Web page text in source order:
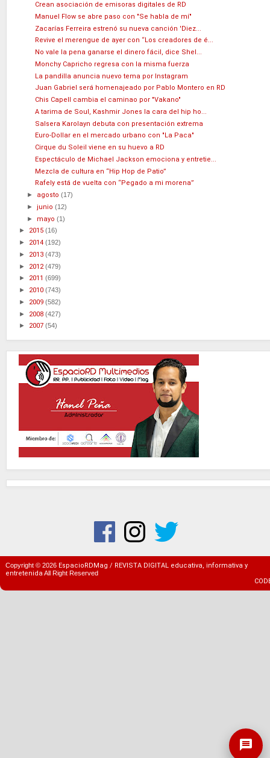
Crean asociación de emisoras digitales de RD
Manuel Flow se abre paso con "Se habla de mí"
Zacarías Ferreira estrenó su nueva canción 'Diez...
Revive el merengue de ayer con “Los creadores de é...
No vale la pena ganarse el dinero fácil, dice Shel...
Monchy Capricho regresa con la misma fuerza
La pandilla anuncia nuevo tema por Instagram
Juan Gabriel será homenajeado por Pablo Montero en RD
Chis Capell cambia el caminao por "Vakano"
A tarima de Soul, Kashmir Jones la cara del hip ho...
Salsera Karolayn debuta con presentación extrema
Euro-Dollar en el mercado urbano con "La Paca"
Cirque du Soleil viene en su huevo a RD
Espectáculo de Michael Jackson emociona y entretie...
Mezcla de cultura en “Hip Hop de Patio”
Rafely está de vuelta con “Pegado a mi morena”
► agosto(17)
►junio(12)
► mayo(1)
► 2015 (16)
► 2014 (192)
► 2013 (473)
► 2012(479)
► 2011 (699)
► 2010 (743)
► 2009 (582)
► 2008 (427)
► 2007 (54)
Copyright © 2026 EspacioRDMag / REVISTA DIGITAL educativa, informativa y
entretenidaAll Right Reserved
message